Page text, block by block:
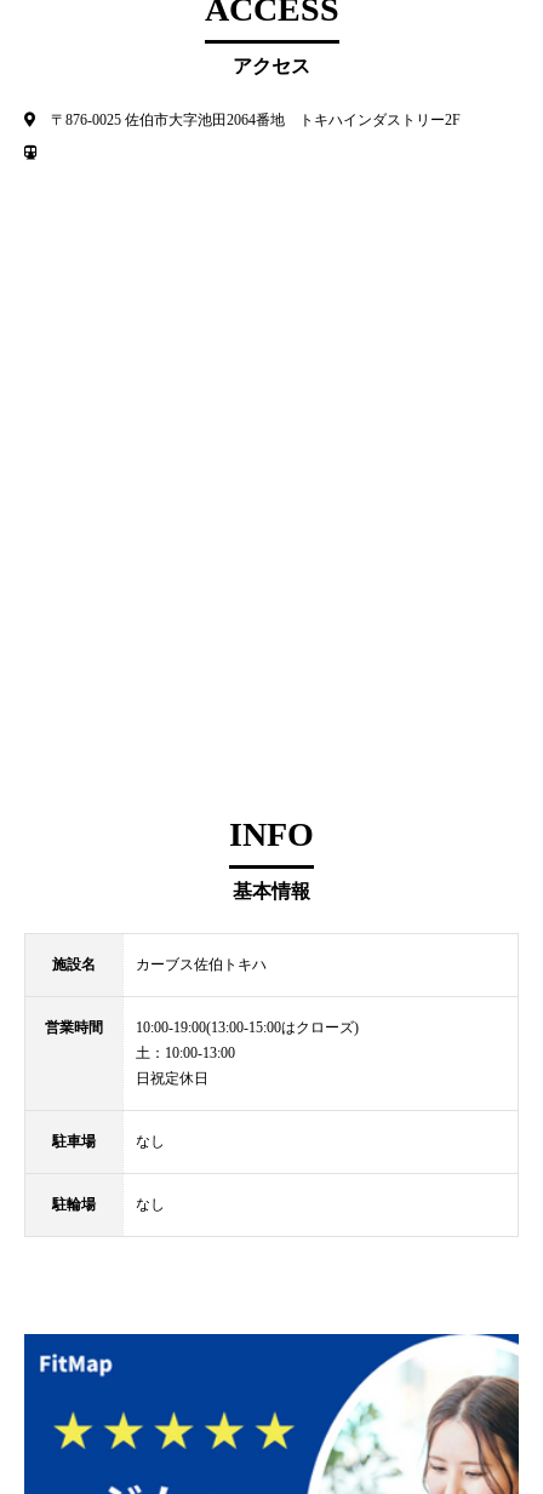
ACCESS
アクセス
〒876-0025 佐伯市大字池田2064番地 トキハインダストリー2F
INFO
基本情報
施設名 カーブス佐伯トキハ
営業時間
10:00-19:00(13:00-15:00はクローズ)
土：10:00-13:00
日祝定休日
駐車場 なし
駐輪場 なし